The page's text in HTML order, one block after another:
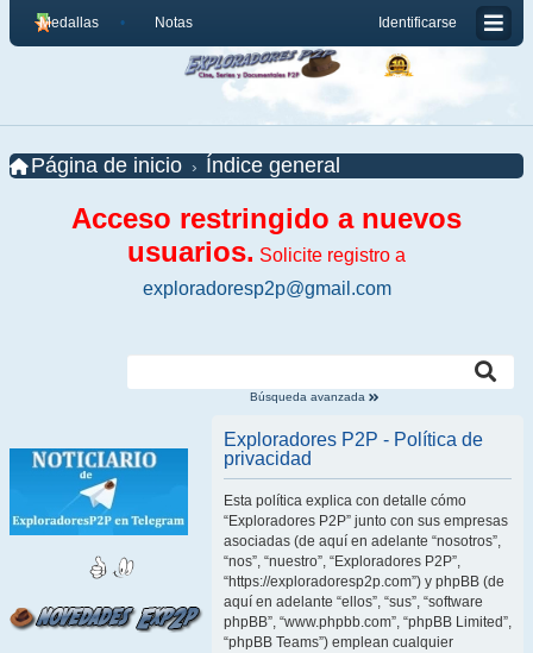
Identificarse
Medallas Notas
Página de inicio Índice general
Acceso restringido a nuevos
usuarios. Solicite registro a
exploradoresp2p@gmail.com
Búsqueda avanzada
Exploradores P2P - Política de
privacidad
Esta política explica con detalle cómo
“Exploradores P2P” junto con sus empresas
asociadas (de aquí en adelante “nosotros”,
“nos”, “nuestro”, “Exploradores P2P”,
“https://exploradoresp2p.com”) y phpBB (de
aquí en adelante “ellos”, “sus”, “software
phpBB”, “www.phpbb.com”, “phpBB Limited”,
“phpBB Teams”) emplean cualquier